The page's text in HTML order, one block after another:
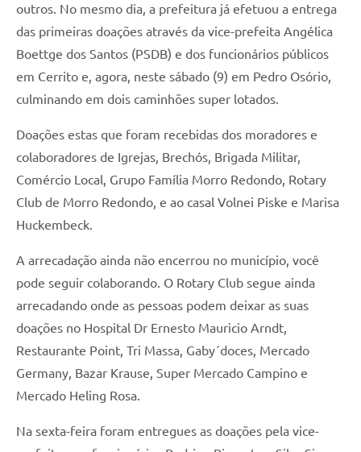
outros. No mesmo dia, a prefeitura já efetuou a entrega
das primeiras doações através da vice-prefeita Angélica
Boettge dos Santos (PSDB) e dos funcionários públicos
em Cerrito e, agora, neste sábado (9) em Pedro Osório,
culminando em dois caminhões super lotados.
Doações estas que foram recebidas dos moradores e
colaboradores de Igrejas, Brechós, Brigada Militar,
Comércio Local, Grupo Família Morro Redondo, Rotary
Club de Morro Redondo, e ao casal Volnei Piske e Marisa
Huckembeck.
A arrecadação ainda não encerrou no município, você
pode seguir colaborando. O Rotary Club segue ainda
arrecadando onde as pessoas podem deixar as suas
doações no Hospital Dr Ernesto Mauricio Arndt,
Restaurante Point, Tri Massa, Gaby´doces, Mercado
Germany, Bazar Krause, Super Mercado Campino e
Mercado Heling Rosa.
Na sexta-feira foram entregues as doações pela vice-